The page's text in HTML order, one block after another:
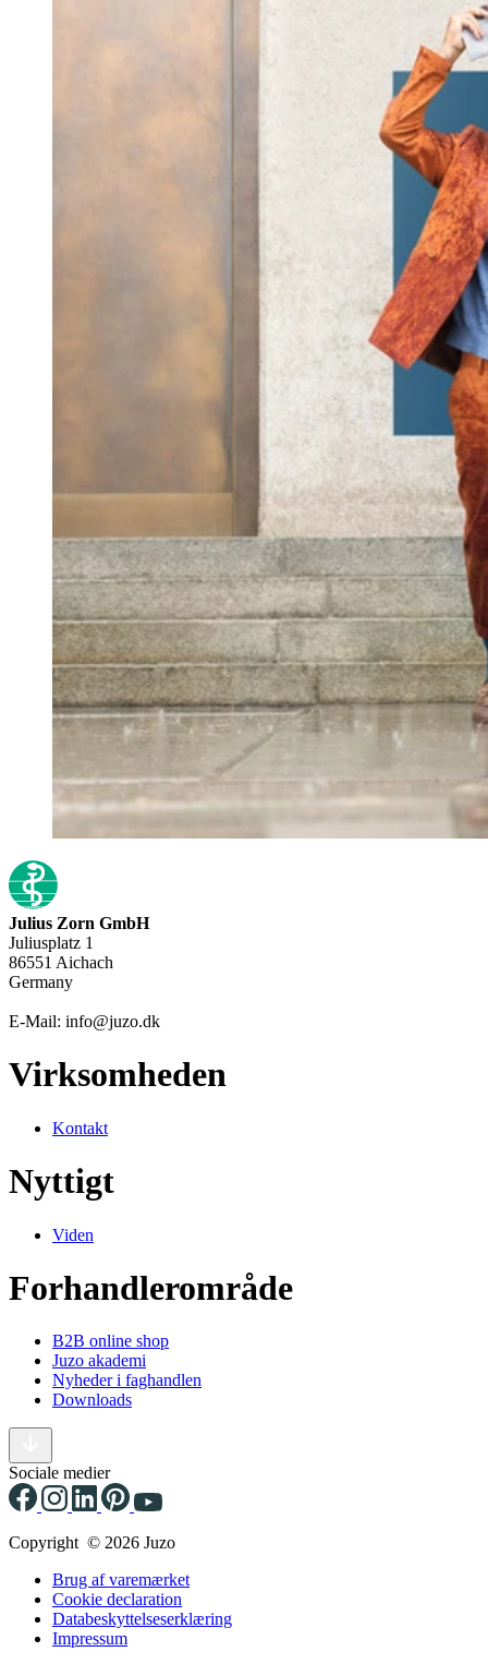
Julius Zorn GmbH
Juliusplatz 1
86551 Aichach
Germany
E-Mail: info@juzo.dk
Virksomheden
Kontakt
Nyttigt
Viden
Forhandlerområde
B2B online shop
Juzo akademi
Nyheder i faghandlen
Downloads
Sociale medier
Copyright © 2026 Juzo
Brug af varemærket
Cookie declaration
Databeskyttelseserklæring
Impressum